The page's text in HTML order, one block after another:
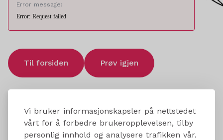
Vi bruker informasjonskapsler på nettstedet
vårt for å forbedre brukeropplevelsen, tilby
personlig innhold og analysere trafikken vår.
Error message:
Error: Request failed
Til forsiden Prøv igjen